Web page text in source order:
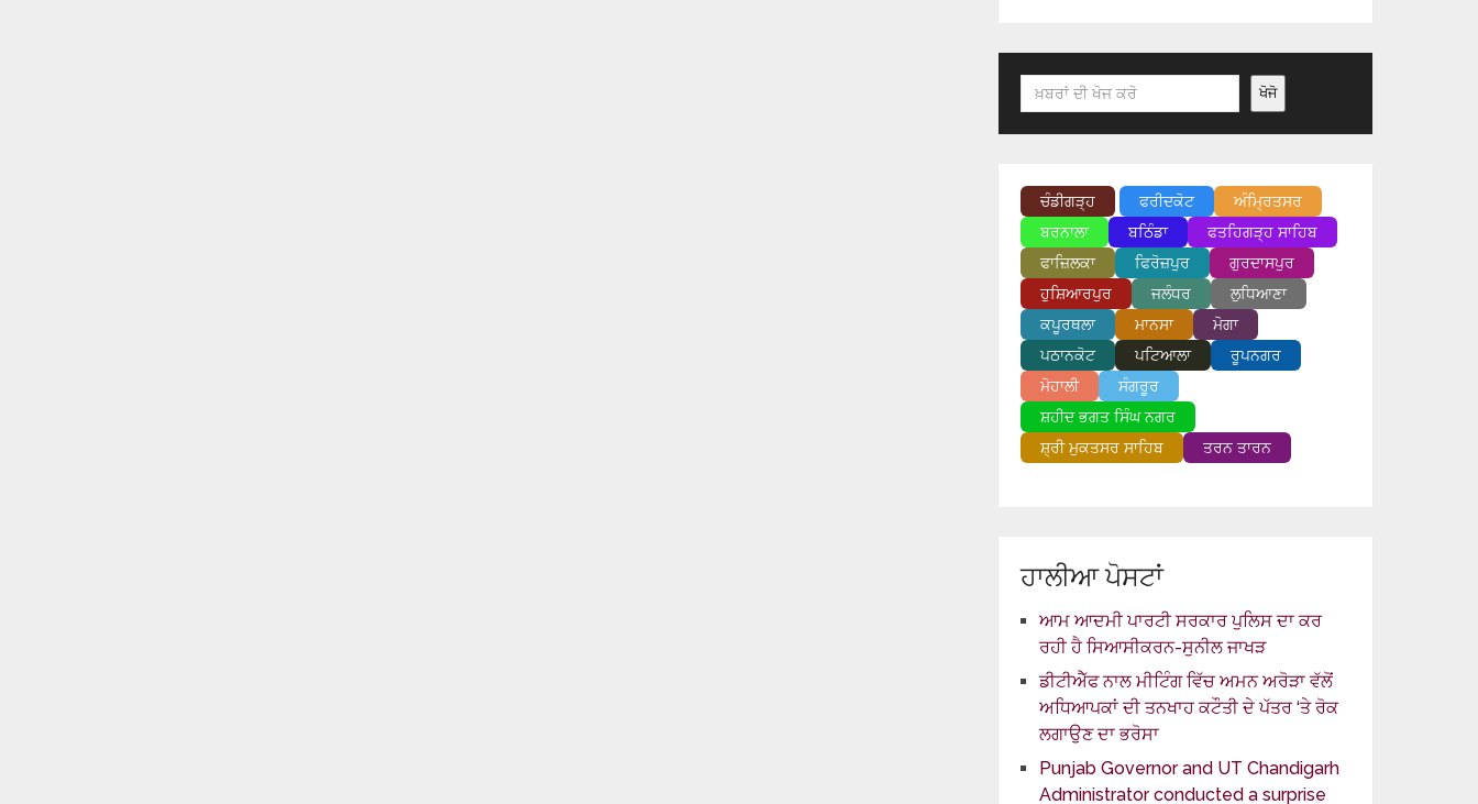
Search ਖੋਜੋ
ਚੰਡੀਗੜ੍ਹ ਫਰੀਦਕੋਟ
ਅੰਮ੍ਰਿਤਸਰ
ਬਰਨਾਲਾ
ਬਠਿੰਡਾ
ਫਤਹਿਗੜ੍ਹ ਸਾਹਿਬ
ਫਾਜ਼ਿਲਕਾ
ਫਿਰੋਜ਼ਪੁਰ
ਗੁਰਦਾਸਪੁਰ
ਹੁਸ਼ਿਆਰਪੁਰ
ਜਲੰਧਰ
ਲੁਧਿਆਣਾ
ਕਪੂਰਥਲਾ
ਮਾਨਸਾ
ਮੋਗਾ
ਪਠਾਨਕੋਟ
ਪਟਿਆਲਾ
ਰੂਪਨਗਰ
ਮੋਹਾਲੀ
ਸੰਗਰੂਰ
ਸ਼ਹੀਦ ਭਗਤ ਸਿੰਘ ਨਗਰ
ਸ਼੍ਰੀ ਮੁਕਤਸਰ ਸਾਹਿਬ
ਤਰਨ ਤਾਰਨ
ਹਾਲੀਆ ਪੋਸਟਾਂ
ਆਮ ਆਦਮੀ ਪਾਰਟੀ ਸਰਕਾਰ ਪੁਲਿਸ ਦਾ ਕਰ
ਰਹੀ ਹੈ ਸਿਆਸੀਕਰਨ-ਸੁਨੀਲ ਜਾਖੜ
ਡੀਟੀਐੱਫ ਨਾਲ ਮੀਟਿੰਗ ਵਿੱਚ ਅਮਨ ਅਰੋੜਾ ਵੱਲੋਂ
ਅਧਿਆਪਕਾਂ ਦੀ ਤਨਖਾਹ ਕਟੌਤੀ ਦੇ ਪੱਤਰ ‘ਤੇ ਰੋਕ
ਲਗਾਉਣ ਦਾ ਭਰੋਸਾ
Punjab Governor and UT Chandigarh
Administrator conducted a surprise